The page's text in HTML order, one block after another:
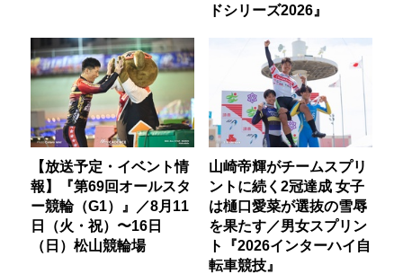
ドシリーズ2026』
【放送予定・イベント情
報】『第69回オールスタ
ー競輪（G1）』／8月11
日（火・祝）〜16日
（日）松山競輪場
山崎帝輝がチームスプリ
ントに続く2冠達成 女子
は樋口愛菜が選抜の雪辱
を果たす／男女スプリン
ト『2026インターハイ自
転車競技』